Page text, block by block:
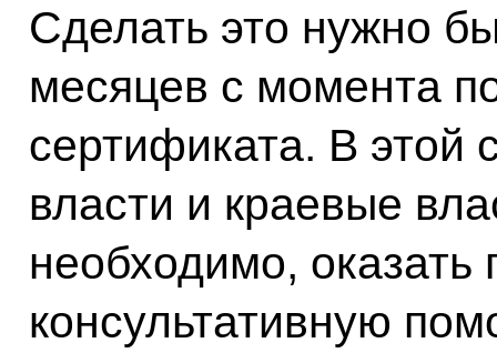
Сделать это нужно
месяцев с момента
сертификата. В этой
власти и краевые
необходимо, оказать
консультативную